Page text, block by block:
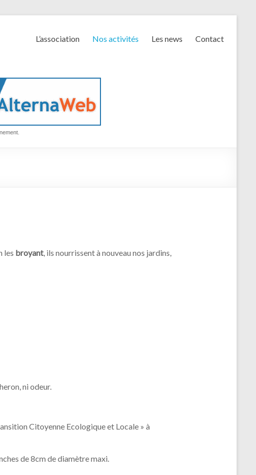
L’association Nos activités Les news Contact
les broyant, ils nourrissent à nouveau nos jardins,
ni odeur.
Citoyenne Ecologique et Locale » à
de 8cm de diamètre maxi.